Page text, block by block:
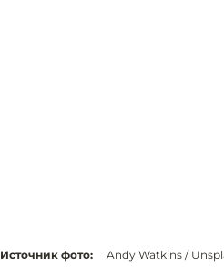
Источник фото: Andy Watkins /